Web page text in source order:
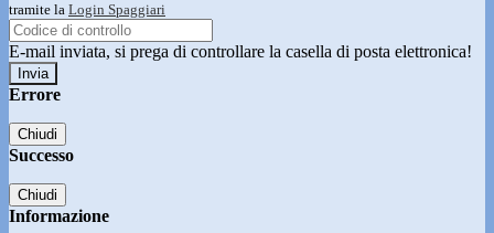
tramite la Login Spaggiari
E-mail inviata, si prega di controllare la casella di posta elettronica!
Errore
Chiudi
Successo
Chiudi
Informazione